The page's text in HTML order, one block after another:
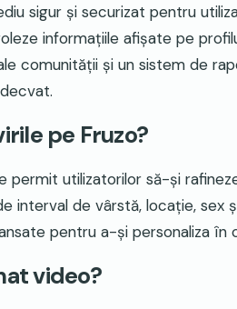
sigur și securizat pentru
informațiile afișate pe
comunității și un sistem de
pe Fruzo?
permit utilizatorilor să-și
interval de vârstă, locație, sex
pentru a-și personaliza
video?